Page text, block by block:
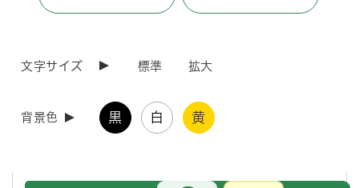
文字サイズ 標準 拡大
背景色 黒 白 黄
お問合せ
更新日付：2026年7月29日 / ページ番号：C012261
たま市健康科学研究センターに搬入された検体について、インフルエン
ザウイルスの検出状況を掲載しています。
※2025年第36週(9月1日～9月7日)から、インフルエンザの2025－2